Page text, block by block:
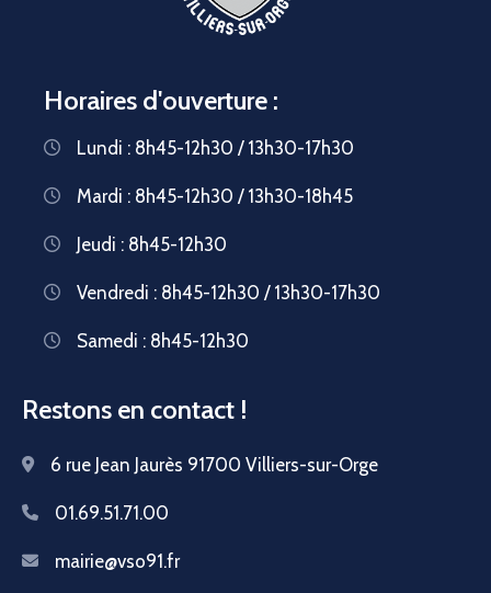
Horaires d'ouverture :
Lundi : 8h45-12h30 / 13h30-17h30
Mardi : 8h45-12h30 / 13h30-18h45
Jeudi : 8h45-12h30
Vendredi : 8h45-12h30 / 13h30-17h30
Samedi : 8h45-12h30
Restons en contact !
6 rue Jean Jaurès 91700 Villiers-sur-Orge
01.69.51.71.00
mairie@vso91.fr